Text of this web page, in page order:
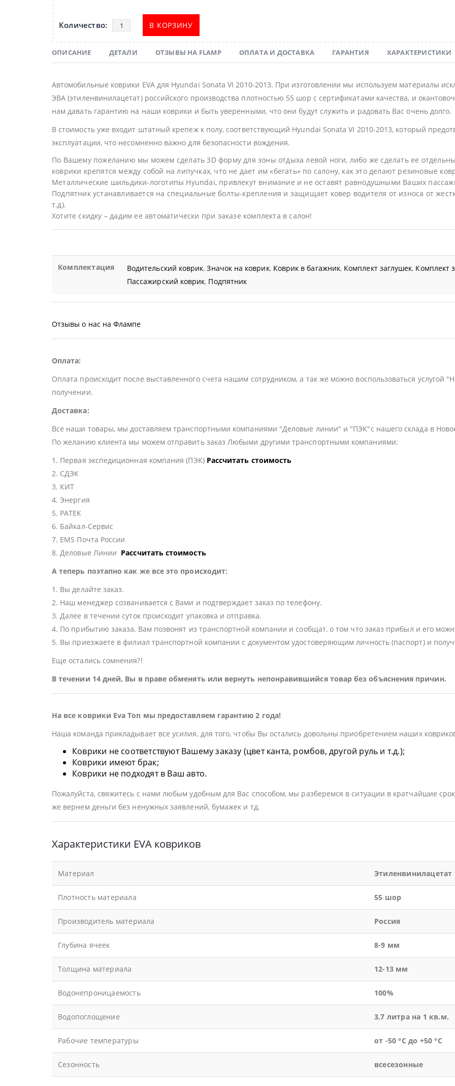
В КОРЗИНУ
ОПИСАНИЕ ДЕТАЛИ ОТЗЫВЫ НА FLAMP ОПЛАТА И ДОСТАВКА ГАРАНТИЯ ХАРАКТЕРИСТИКИ
Автомобильные коврики EVA для Hyundai Sonata VI 2010-2013. При изготовлении мы используем материалы
ЭВА (этиленвинилацетат) российского производства плотностью 55 шор с сертификатами качества, и
нам давать гарантию на наши коврики и быть уверенными, что они будут служить и радовать Вас очень долго.
В стоимость уже входит штатный крепеж к полу, соответствующий Hyundai Sonata VI 2010-2013, который
эксплуатации, что несомненно важно для безопасности вождения.
По Вашему пожеланию мы можем сделать 3D форму для зоны отдыха левой ноги, либо же сделать ее
коврики крепятся между собой на липучках, что не дает им «бегать» по салону, как это делают резиновые
Металлические шильдики-логотипы Hyundai, привлекут внимание и не оставят равнодушными Ваших
Подпятник устанавливается на специальные болты-крепления и защищает ковер водителя от износа от
т.д).
Хотите скидку – дадим ее автоматически при заказе комплекта в салон!
Комплектация Водительский коврик,Значок на коврик, Коврик в багажник, Комплект заглушек, Комплект
Пассажирский коврик, Подпятник
Отзывы о нас на Флампе
Оплата:
Оплата происходит после выставленного счета нашим сотрудником, а так же можно воспользоваться
получении.
Доставка:
Все наши товары, мы доставляем транспортными компаниями "Деловые линии" и "ПЭК"с нашего склада в
По желанию клиента мы можем отправить заказ Любыми другими транспортными компаниями:
1. Первая экспедиционная компания (ПЭК) Рассчитать стоимость
2. СДЭК
3. КИТ
4. Энергия
5. РАТЕК
6. Байкал-Сервис
7. EMS Почта России
8. Деловые Линии Рассчитать стоимость
А теперь поэтапно как же все это происходит:
1. Вы делайте заказ.
2. Наш менеджер созванивается с Вами и подтверждает заказ по телефону.
3. Далее в течении суток происходит упаковка и отправка.
4. По прибытию заказа, Вам позвонят из транспортной компании и сообщат, о том что заказ прибыл и его
5. Вы приезжаете в филиал транспортной компании с документом удостоверяющим личность (паспорт) и
Еще остались сомнения?!
В течении 14 дней, Вы в праве обменять или вернуть непонравившийся товар без объяснения причин.
На все коврики Eva Ton мы предоставляем гарантию 2 года!
Наша команда прикладывает все усилия, для того, чтобы Вы остались довольны приобретением наших
Коврики не соответствуют Вашему заказу (цвет канта, ромбов, другой руль и т.д.);
Коврики имеют брак;
Коврики не подходят в Ваш авто.
Пожалуйста, свяжитесь с нами любым удобным для Вас способом, мы разберемся в ситуации в кратчайшие
же вернем деньги без ненужных заявлений, бумажек и тд.
Характеристики EVA ковриков
Материал Этиленвинилацетат
Плотность материала 55 шор
Производитель материала Россия
Глубина ячеек 8-9 мм
Толщина материала 12-13 мм
Водонепроницаемость 100%
Водопоглощение 3,7 литра на 1 кв.м.
Рабочие температуры от -50 °С до +50 °С
Сезонность всесезонные